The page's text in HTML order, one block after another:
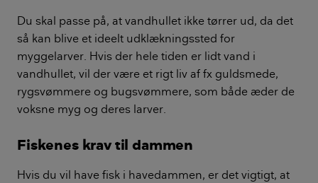
Du skal passe på, at vandhullet ikke tørrer ud, da det
så kan blive et ideelt udklækningssted for
myggelarver. Hvis der hele tiden er lidt vand i
vandhullet, vil der være et rigt liv af fx guldsmede,
rygsvømmere og bugsvømmere, som både æder de
voksne myg og deres larver.
Fiskenes krav til dammen
Hvis du vil have fisk i havedammen, er det vigtigt, at